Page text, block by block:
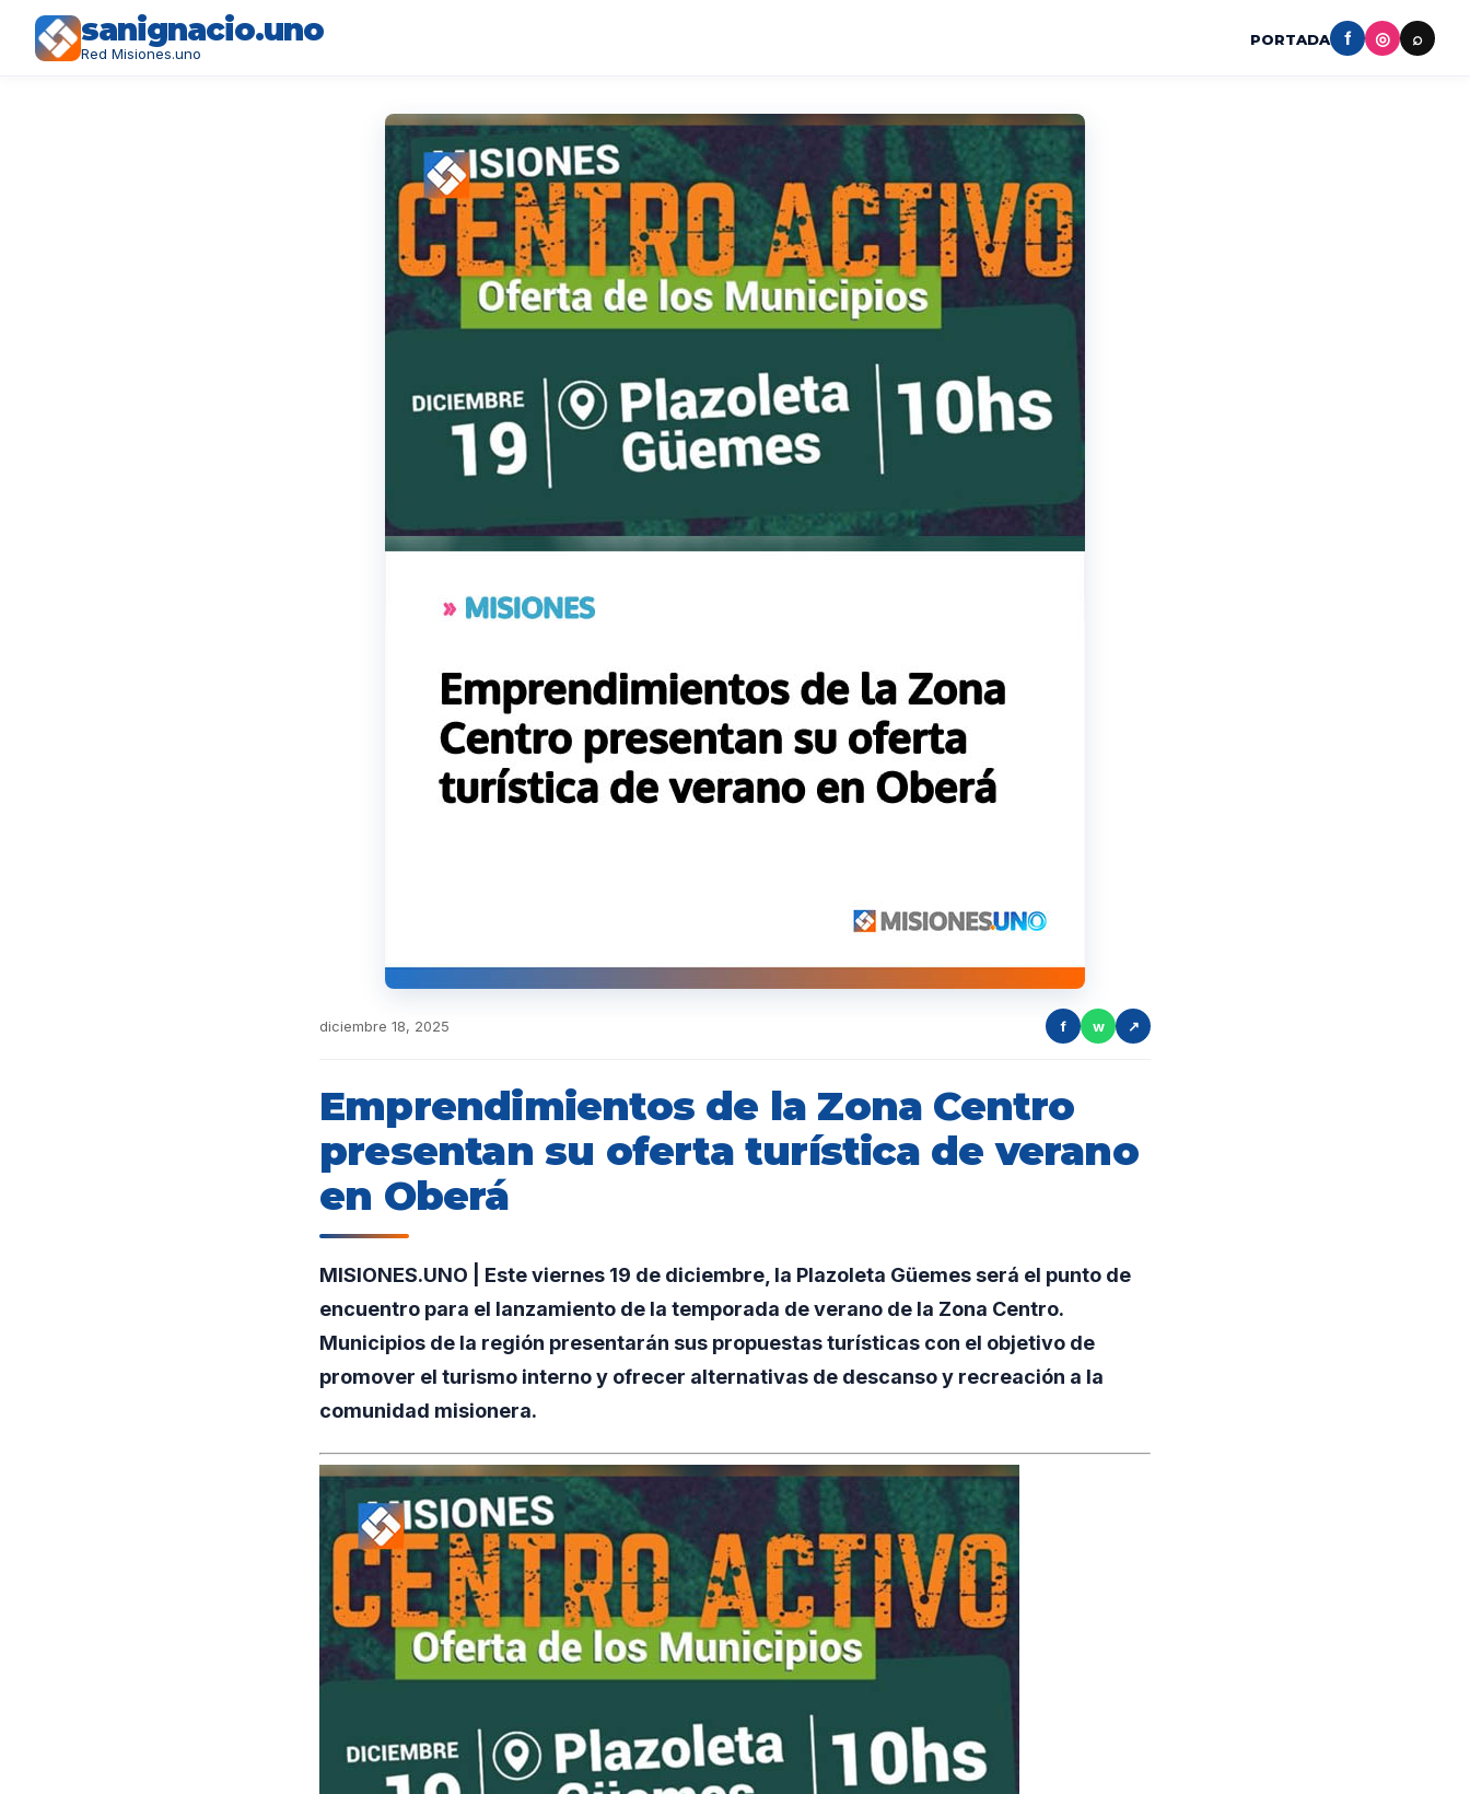
sanignacio.uno
Red Misiones.uno
PORTADA f ◎ ⌕
diciembre 18, 2025 f w ↗
Emprendimientos de la Zona Centro
presentan su oferta turística de verano
en Oberá
MISIONES.UNO | Este viernes 19 de diciembre, la Plazoleta Güemes será el punto de
encuentro para el lanzamiento de la temporada de verano de la Zona Centro.
Municipios de la región presentarán sus propuestas turísticas con el objetivo de
promover el turismo interno y ofrecer alternativas de descanso y recreación a la
comunidad misionera.